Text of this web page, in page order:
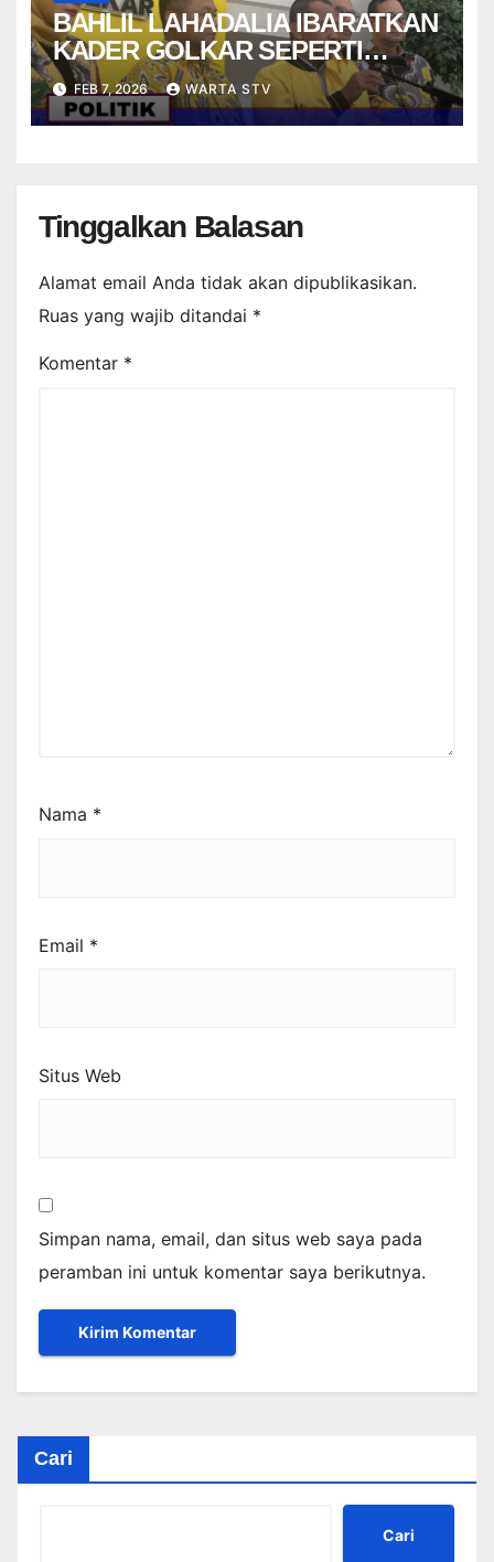
BAHLIL LAHADALIA IBARATKAN
KADER GOLKAR SEPERTI
STRIKER DALAM PERMAINAN
FUTSAL
FEB 7, 2026 WARTA STV
Tinggalkan Balasan
Alamat email Anda tidak akan dipublikasikan.
Ruas yang wajib ditandai *
Komentar *
Nama *
Email *
Situs Web
Simpan nama, email, dan situs web saya pada
peramban ini untuk komentar saya berikutnya.
Cari
Cari